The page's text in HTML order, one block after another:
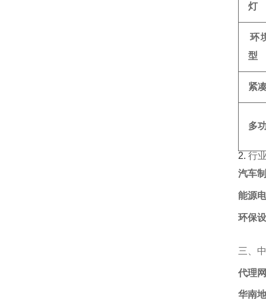
灯
环
型
紧
多
2. ‌ 行
汽车
能源
环保
三、
代理
华南